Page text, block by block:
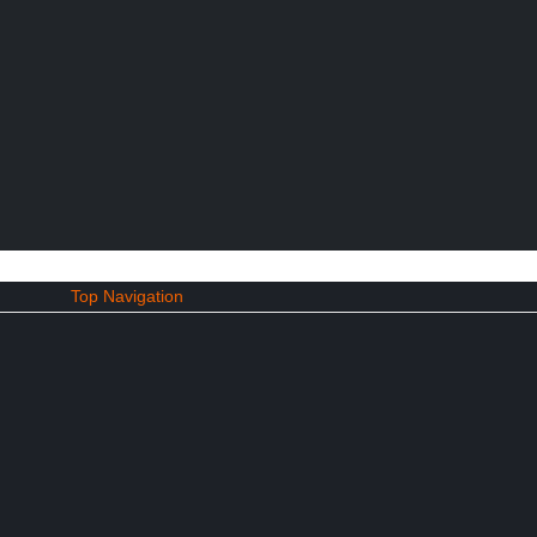
Top Navigation